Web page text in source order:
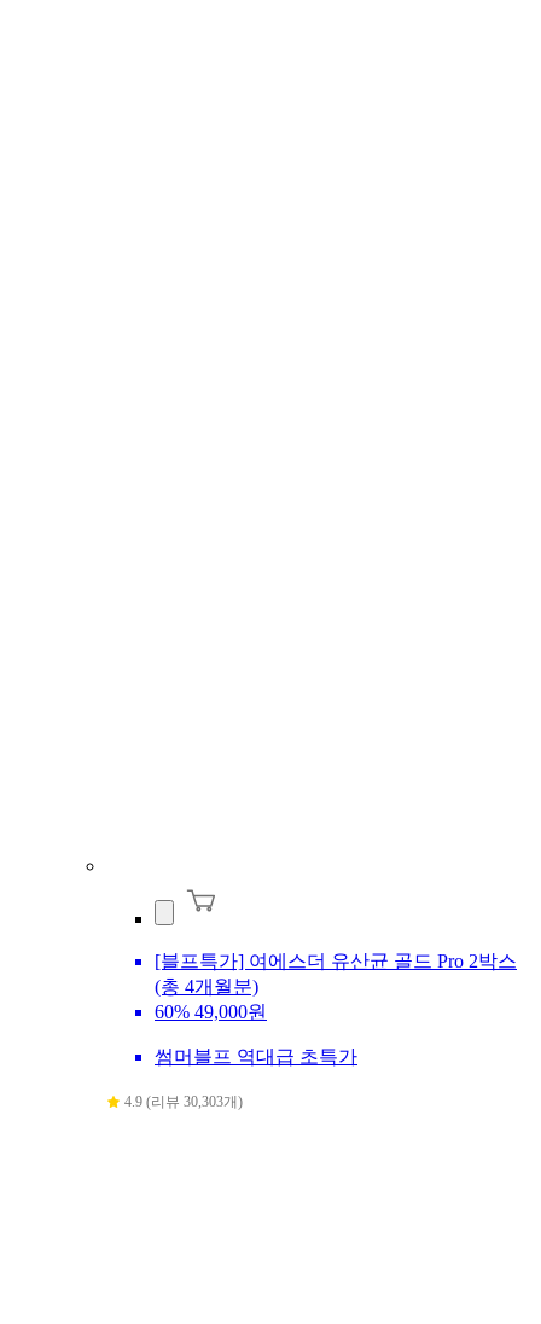
[블프특가] 여에스더 유산균 골드 Pro 2박스
(총 4개월분)
60% 49,000원
썸머블프 역대급 초특가
4.9 (리뷰 30,303개)